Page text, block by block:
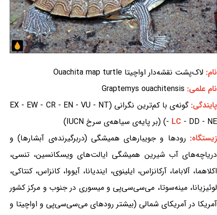
نام: لاک‌پشت نقشه‌دار اواچیتا Ouachita map turtle
نام علمی: Graptemys ouachitensis
پایندگی:
گونه‌ی با کم‌ترین نگرانی (EX - EW - CR - EN - VU - NT
- LC - DD - NE) (بر پایه‌ی سیاهه‌ی سرخ IUCN)
زیستگاه: رودها و جویبارهای همیشگی (دربرگیرنده‌ی آبشارها) و
دریاچه‌های آب شیرین همیشگی ایالت‌های ویسکانسین، تنسی،
اکلاهما، آلاباما، آرکانزاس، ایلینوی، ایندیانا، آیووا، کانزاس، کنتاکی،
لوئیزیانا، مینه‌سوتا، می‌سی‌سی‌پی و میسوری در جنوب و مرکز کشور
آمریکا در آمریکای شمالی (بیشتر رودهای می‌سی‌سی‌پی و اواچیتا و